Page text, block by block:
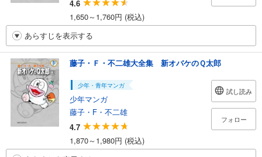
4.6
1,650～1,760円 (税込)
あらすじを表示する
藤子・Ｆ・不二雄大全集 新オバケのＱ太郎
少年・青年マンガ
少年マンガ
藤子・F・不二雄
4.7
1,870～1,980円 (税込)
試し読み
フォロー